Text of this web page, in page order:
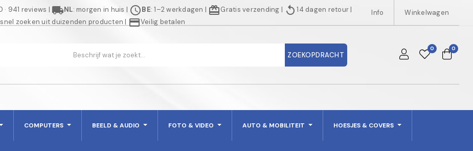
· 941 reviews | local_shippingNL: morgen in huis | scheduleBE: 1–2 werkdagen | redeemGratis verzending | replay14 dagen retour |
zoeken uit duizenden producten | credit_cardVeilig betalen
Info Winkelwagen
ZOEKOPDRACHT
0 0
COMPUTERS BEELD & AUDIO FOTO & VIDEO AUTO & MOBILITEIT HOESJES & COVERS